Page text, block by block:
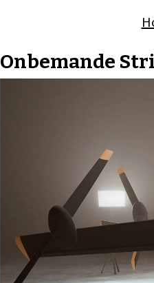
Onbemande